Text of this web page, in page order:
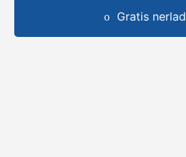
Gratis